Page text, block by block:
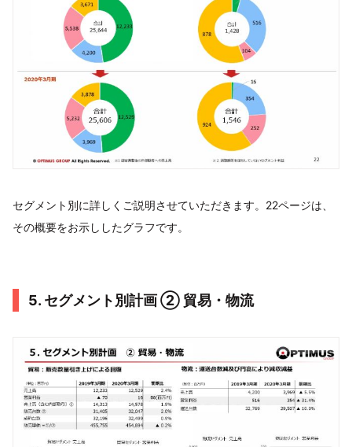
セグメント別に詳しくご説明させていただきます。22ページは、
その概要をお示ししたグラフです。
5. セグメント別計画 ② 貿易・物流